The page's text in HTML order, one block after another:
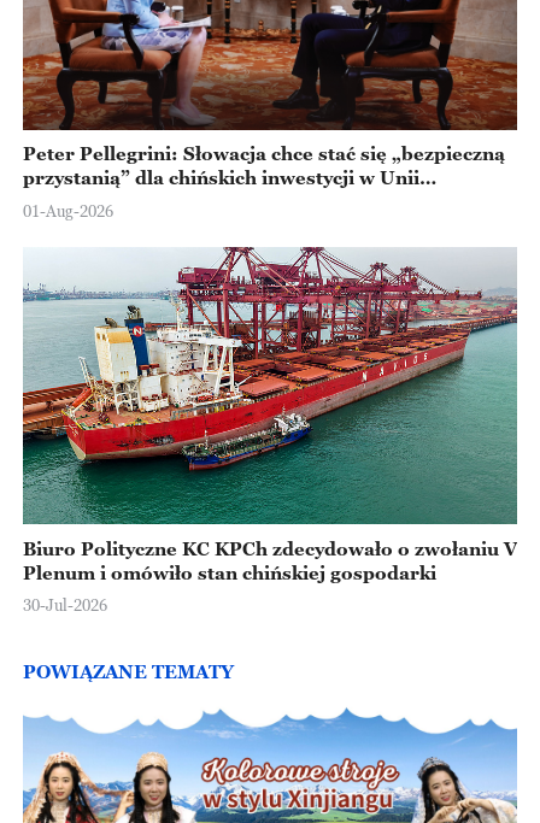
Peter Pellegrini: Słowacja chce stać się „bezpieczną
przystanią” dla chińskich inwestycji w Unii
Europejskiej
01-Aug-2026
Biuro Polityczne KC KPCh zdecydowało o zwołaniu V
Plenum i omówiło stan chińskiej gospodarki
30-Jul-2026
POWIĄZANE TEMATY